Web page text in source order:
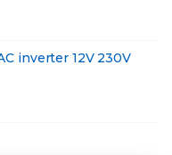
inverter 12V 230V